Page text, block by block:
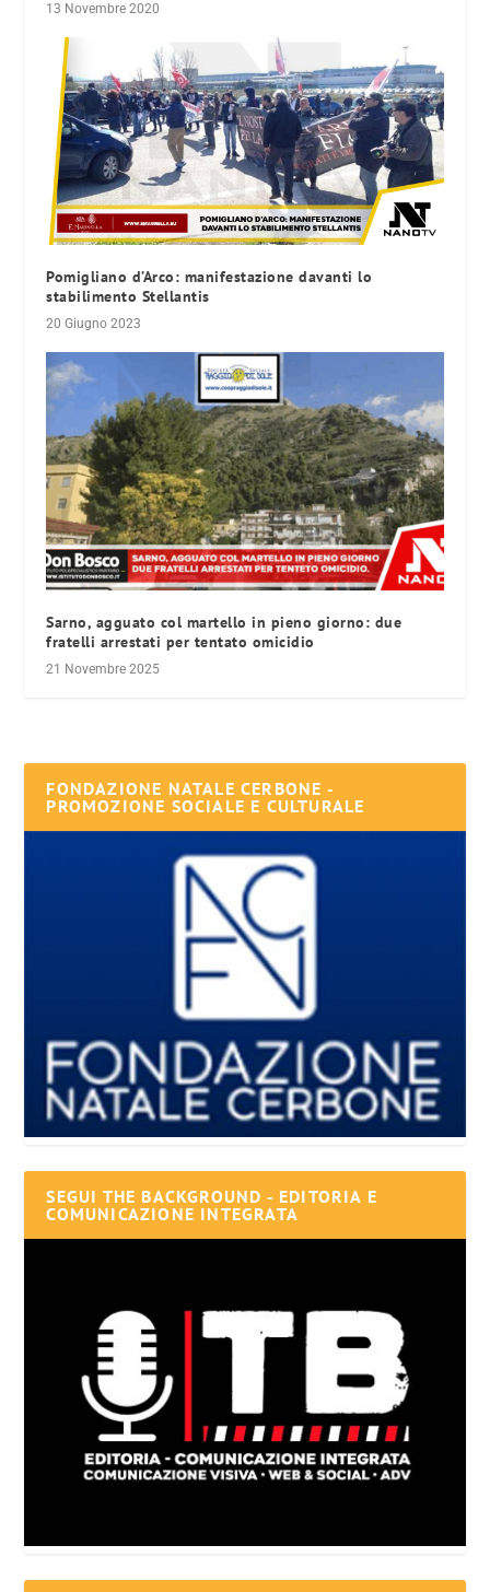
13 Novembre 2020
Pomigliano d’Arco: manifestazione davanti lo
stabilimento Stellantis
20 Giugno 2023
Sarno, agguato col martello in pieno giorno: due
fratelli arrestati per tentato omicidio
21 Novembre 2025
FONDAZIONE NATALE CERBONE -
PROMOZIONE SOCIALE E CULTURALE
SEGUI THE BACKGROUND - EDITORIA E
COMUNICAZIONE INTEGRATA